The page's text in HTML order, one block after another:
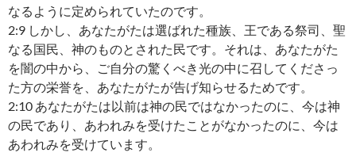
なるように定められていたのです。
2:9 しかし、あなたがたは選ばれた種族、王である祭司、聖
なる国民、神のものとされた民です。それは、あなたがた
を闇の中から、ご自分の驚くべき光の中に召してくださっ
た方の栄誉を、あなたがたが告げ知らせるためです。
2:10 あなたがたは以前は神の民ではなかったのに、今は神
の民であり、あわれみを受けたことがなかったのに、今は
あわれみを受けています。